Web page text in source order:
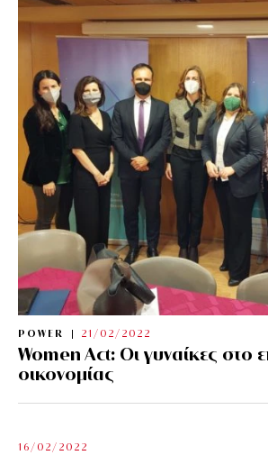
POWER 21/02/2022
Women Act: Οι γυναίκες στο
οικονομίας
16/02/2022